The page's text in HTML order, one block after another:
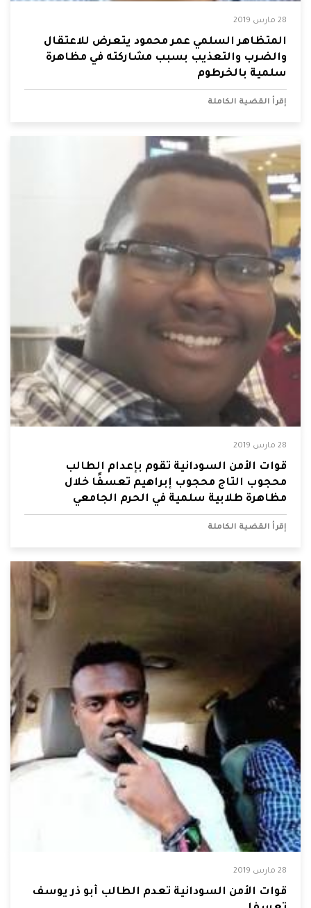
28 مارس 2019
المتظاهر السلمي عمر محمود يتعرض للاعتقال
والضرب والتعذيب بسبب مشاركته في مظاهرة
سلمية بالخرطوم
إقرأ القضية الكاملة
28 مارس 2019
قوات الأمن السودانية تقوم بإعدام الطالب
محجوب التاج محجوب إبراهيم تعسفًا خلال
مظاهرة طلابية سلمية في الحرم الجامعي
إقرأ القضية الكاملة
28 مارس 2019
قوات الأمن السودانية تعدم الطالب أبو ذر يوسف